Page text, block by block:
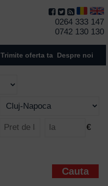
0264 333 147
0742 130 130
Trimite oferta ta Despre noi
€